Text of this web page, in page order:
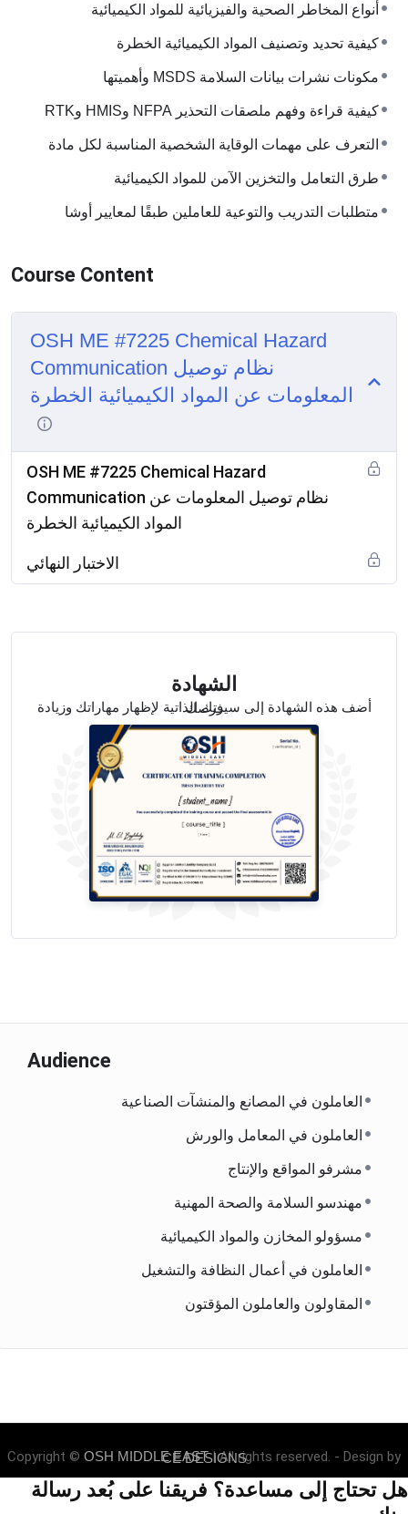
الجهاز التنفسى والقلب والكبد والكليتين.
والخاصة بتوصيل المعلومات عن مخاطر المواد الكيميائية الخطرة
التى يتم إنتاجها وتداولها إلى أصحاب العمل والعاملين للتأكد من
معرفتهم بهذه المخاطر ومعرفتهم كيفية حماية أنفسهم منها.
أنواع المخاطر الصحية والفيزيائية للمواد الكيميائية
كيفية تحديد وتصنيف المواد الكيميائية الخطرة
مكونات نشرات بيانات السلامة MSDS وأهميتها
كيفية قراءة وفهم ملصقات التحذير NFPA وHMIS وRTK
التعرف على مهمات الوقاية الشخصية المناسبة لكل مادة
طرق التعامل والتخزين الآمن للمواد الكيميائية
متطلبات التدريب والتوعية للعاملين طبقًا لمعايير أوشا
Course Content
OSH ME #7225 Chemical Hazard
Communication نظام توصيل
المعلومات عن المواد الكيميائية الخطرة
OSH ME #7225 Chemical Hazard
Communication نظام توصيل المعلومات عن
المواد الكيميائية الخطرة
الاختبار النهائي
الشهادة
أضف هذه الشهادة إلى سيرتك الذاتية لإظهار مهاراتك وزيادة فرصك
Audience
العاملون في المصانع والمنشآت الصناعية
العاملون في المعامل والورش
مشرفو المواقع والإنتاج
مهندسو السلامة والصحة المهنية
مسؤولو المخازن والمواد الكيميائية
العاملون في أعمال النظافة والتشغيل
المقاولون والعاملون المؤقتون
Copyright © OSH MIDDLE EAST| All rights reserved. - Design by
CE DESIGNS
هل تحتاج إلى مساعدة؟ فريقنا على بُعد رسالة